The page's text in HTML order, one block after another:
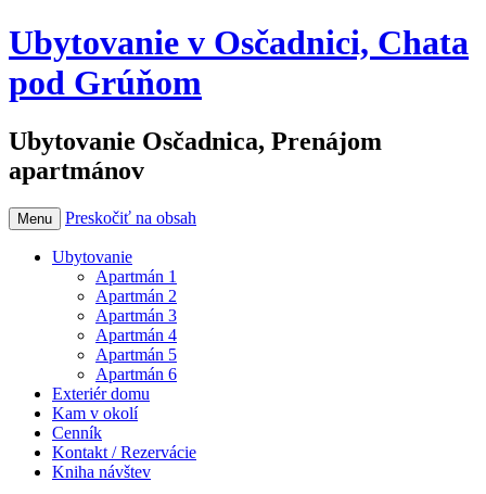
Ubytovanie v Osčadnici, Chata
pod Grúňom
Ubytovanie Osčadnica, Prenájom
apartmánov
Menu Preskočiť na obsah
Ubytovanie
Apartmán 1
Apartmán 2
Apartmán 3
Apartmán 4
Apartmán 5
Apartmán 6
Exteriér domu
Kam v okolí
Cenník
Kontakt / Rezervácie
Kniha návštev